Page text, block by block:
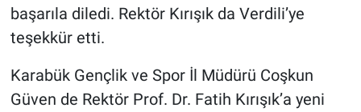
başarıla diledi. Rektör Kırışık da Verdili’ye
teşekkür etti.
Karabük Gençlik ve Spor İl Müdürü Coşkun
Güven de Rektör Prof. Dr. Fatih Kırışık’a yeni